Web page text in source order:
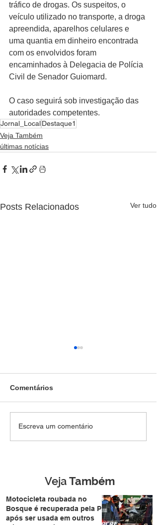
tráfico de drogas. Os suspeitos, o
veículo utilizado no transporte, a droga
apreendida, aparelhos celulares e
uma quantia em dinheiro encontrada
com os envolvidos foram
encaminhados à Delegacia de Polícia
Civil de Senador Guiomard.
O caso seguirá sob investigação das
autoridades competentes.
Jornal_LocalDestaque1
Veja Também
últimas notícias
Posts Relacionados Ver tudo
Jovem de 18 anos, é
Comentários
Escreva um comentário
VejaTambém
Motocicleta roubada no
Bosque é recuperada pela PM
após ser usada em outros